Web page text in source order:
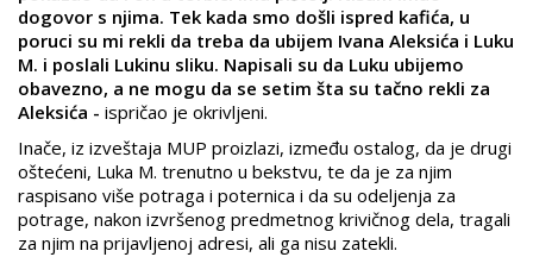
dogovor s njima. Tek kada smo došli ispred kafića, u
poruci su mi rekli da treba da ubijem Ivana Aleksića i Luku
M. i poslali Lukinu sliku. Napisali su da Luku ubijemo
obavezno, a ne mogu da se setim šta su tačno rekli za
Aleksića - ispričao je okrivljeni.
Inače, iz izveštaja MUP proizlazi, između ostalog, da je drugi
oštećeni, Luka M. trenutno u bekstvu, te da je za njim
raspisano više potraga i poternica i da su odeljenja za
potrage, nakon izvršenog predmetnog krivičnog dela, tragali
za njim na prijavljenoj adresi, ali ga nisu zatekli.